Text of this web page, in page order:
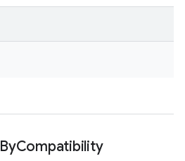
ByCompatibility